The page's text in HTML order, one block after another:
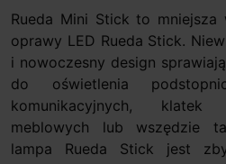
Rueda Mini Stick to mniejsza
oprawy LED Rueda Stick.
i nowoczesny design
do oświetlenia
komunikacyjnych,
meblowych lub wszędzie
lampa Rueda Stick jest